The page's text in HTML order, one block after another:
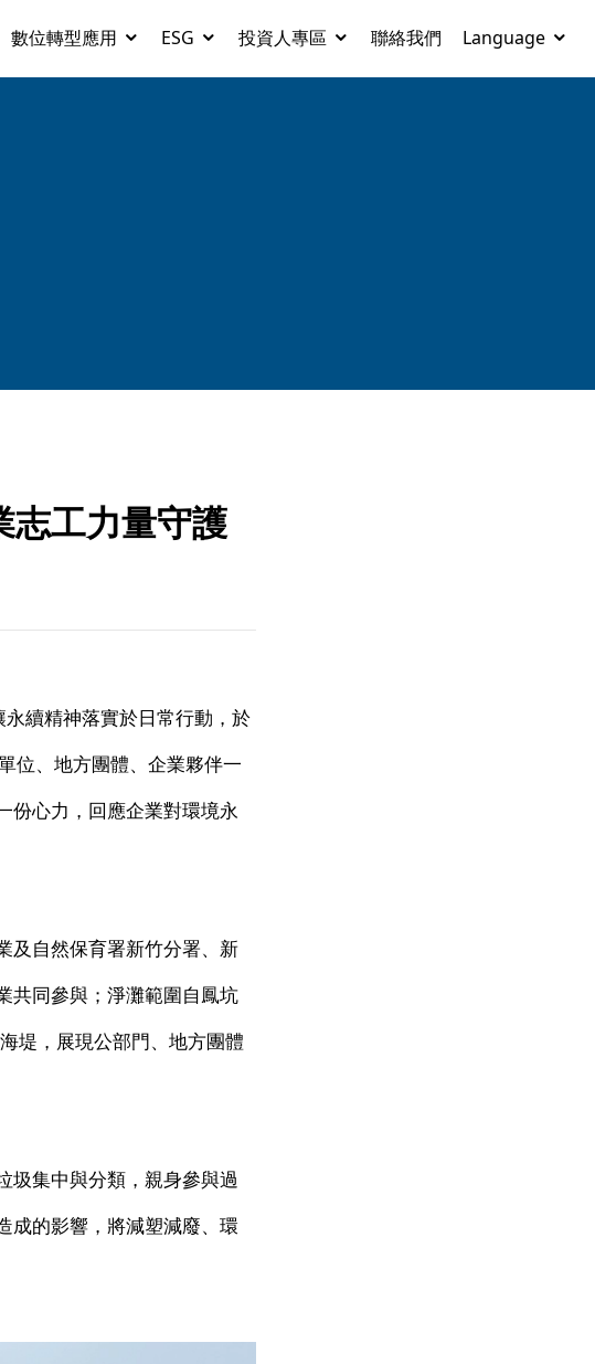
數位轉型應用 ESG 投資人專區 聯絡我們 Language
志工力量守護
續精神落實於日常行動，於
位、地方團體、企業夥伴一
份心力，回應企業對環境永
及自然保育署新竹分署、新
共同參與；淨灘範圍自鳳坑
堤，展現公部門、地方團體
圾集中與分類，親身參與過
成的影響，將減塑減廢、環